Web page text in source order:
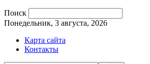
Поиск
Понедельник, 3 августа, 2026
Карта сайта
Контакты